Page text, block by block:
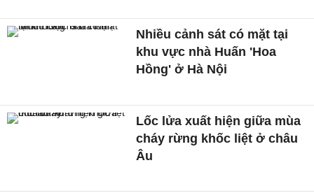
Nhiều cảnh sát có mặt tại
khu vực nhà Huấn 'Hoa
Hồng' ở Hà Nội
Lốc lửa xuất hiện giữa mùa
cháy rừng khốc liệt ở châu
Âu